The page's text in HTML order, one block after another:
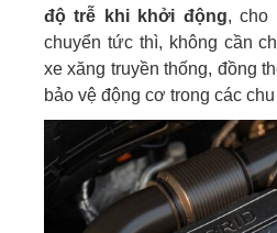
độ trễ khi khởi động, cho
chuyển tức thì, không cần
xe xăng truyền thống, đồng
bảo vệ động cơ trong các